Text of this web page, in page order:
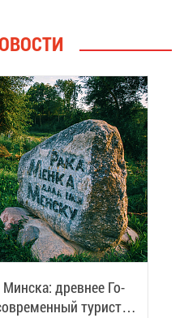
Мин­ска: древ­нее Го­
ту­ри­сти­